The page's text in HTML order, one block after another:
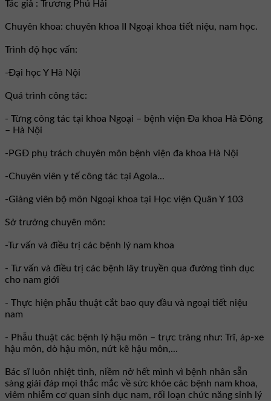
Tác giả : Trương Phú Hải
Chuyên khoa: chuyên khoa II Ngoại khoa tiết niệu, nam học.
Trình độ học vấn:
-Đại học Y Hà Nội
Quá trình công tác:
- Từng công tác tại khoa Ngoại – bệnh viện Đa khoa Hà Đông
– Hà Nội
-PGĐ phụ trách chuyên môn bệnh viện đa khoa Hà Nội
-Chuyên viên y tế công tác tại Agola...
-Giảng viên bộ môn Ngoại khoa tại Học viện Quân Y 103
Sở trưởng chuyên môn:
-Tư vấn và điều trị các bệnh lý nam khoa
- Tư vấn và điều trị các bệnh lây truyền qua đường tình dục
cho nam giới
- Thực hiện phẫu thuật cắt bao quy đầu và ngoại tiết niệu
nam
- Phẫu thuật các bệnh lý hậu môn – trực tràng như: Trĩ, áp-xe
hậu môn, dò hậu môn, nứt kẽ hậu môn,...
Bác sĩ luôn nhiệt tình, niềm nở hết mình vì bệnh nhân sẵn
sàng giải đáp mọi thắc mắc về sức khỏe các bệnh nam khoa,
viêm nhiễm cơ quan sinh dục nam, rối loạn chức năng sinh lý